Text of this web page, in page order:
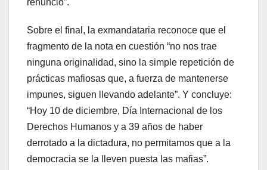
Sobre el final, la exmandataria reconoce que el
fragmento de la nota en cuestión “no nos trae
ninguna originalidad, sino la simple repetición de
prácticas mafiosas que, a fuerza de mantenerse
impunes, siguen llevando adelante”. Y concluye:
“Hoy 10 de diciembre, Día Internacional de los
Derechos Humanos y a 39 años de haber
derrotado a la dictadura, no permitamos que a la
democracia se la lleven puesta las mafias”.